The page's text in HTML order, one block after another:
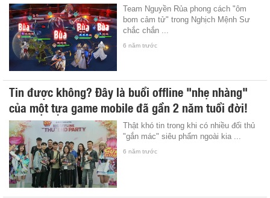
Team Nguyền Rủa phong cách "ôm
bom cảm tử" trong Nghịch Mệnh Sư
chắc chắn ...
6 năm trước
Tin được không? Đây là buổi offline "nhẹ nhàng"
của một tựa game mobile đã gần 2 năm tuổi đời!
Thật khó tin trong khi có nhiều đối thủ
"gắn mác" siêu phẩm ngoài kia ...
6 năm trước